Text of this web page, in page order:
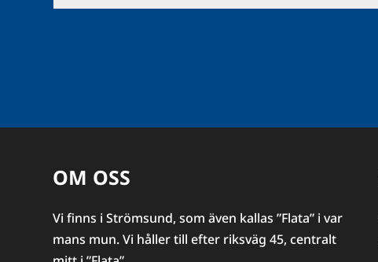
OM OSS
Vi finns i Strömsund, som även kallas ”Flata” i var
mans mun. Vi håller till efter riksväg 45, centralt